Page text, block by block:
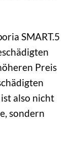
SMART.5
Preis
also nicht
sondern